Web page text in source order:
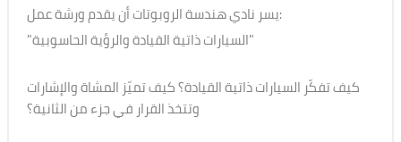
يسر نادي هندسة الروبوتات أن يقدم ورشة عمل:
"السيارات ذاتية القيادة والرؤية الحاسوبية"
كيف تفكّر السيارات ذاتية القيادة؟ كيف تميّز المشاة والإشارات
وتتخذ القرار في جزء من الثانية؟